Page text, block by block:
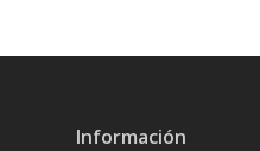
Información